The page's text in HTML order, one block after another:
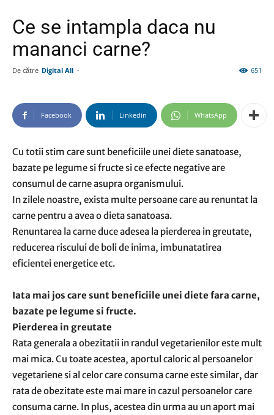
Ce se intampla daca nu
mananci carne?
De către Digital All - 651
Facebook Linkedin WhatsApp
Cu totii stim care sunt beneficiile unei diete sanatoase,
bazate pe legume si fructe si ce efecte negative are
consumul de carne asupra organismului.
In zilele noastre, exista multe persoane care au renuntat la
carne pentru a avea o dieta sanatoasa.
Renuntarea la carne duce adesea la pierderea in greutate,
reducerea riscului de boli de inima, imbunatatirea
eficientei energetice etc.
Iata mai jos care sunt beneficiile unei diete fara carne,
bazate pe legume si fructe.
Pierderea in greutate
Rata generala a obezitatii in randul vegetarienilor este mult
mai mica. Cu toate acestea, aportul caloric al persoanelor
vegetariene si al celor care consuma carne este similar, dar
rata de obezitate este mai mare in cazul persoanelor care
consuma carne. In plus, acestea din urma au un aport mai